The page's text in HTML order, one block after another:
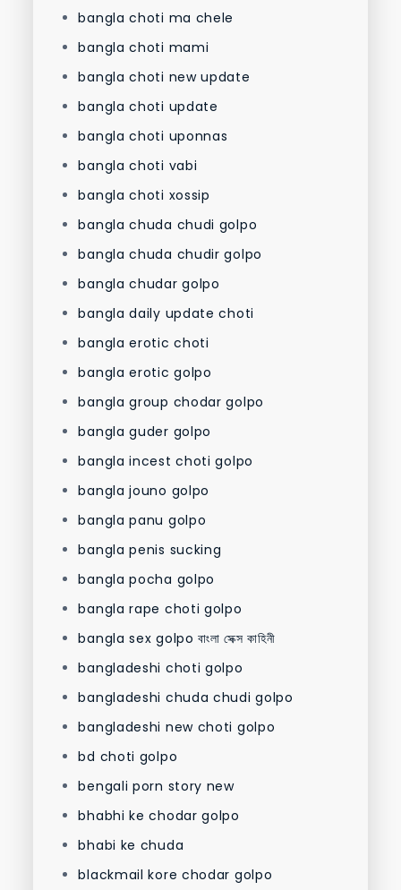
bangla choti ma chele
bangla choti mami
bangla choti new update
bangla choti update
bangla choti uponnas
bangla choti vabi
bangla choti xossip
bangla chuda chudi golpo
bangla chuda chudir golpo
bangla chudar golpo
bangla daily update choti
bangla erotic choti
bangla erotic golpo
bangla group chodar golpo
bangla guder golpo
bangla incest choti golpo
bangla jouno golpo
bangla panu golpo
bangla penis sucking
bangla pocha golpo
bangla rape choti golpo
bangla sex golpo বাংলা সেক্স কাহিনী
bangladeshi choti golpo
bangladeshi chuda chudi golpo
bangladeshi new choti golpo
bd choti golpo
bengali porn story new
bhabhi ke chodar golpo
bhabi ke chuda
blackmail kore chodar golpo